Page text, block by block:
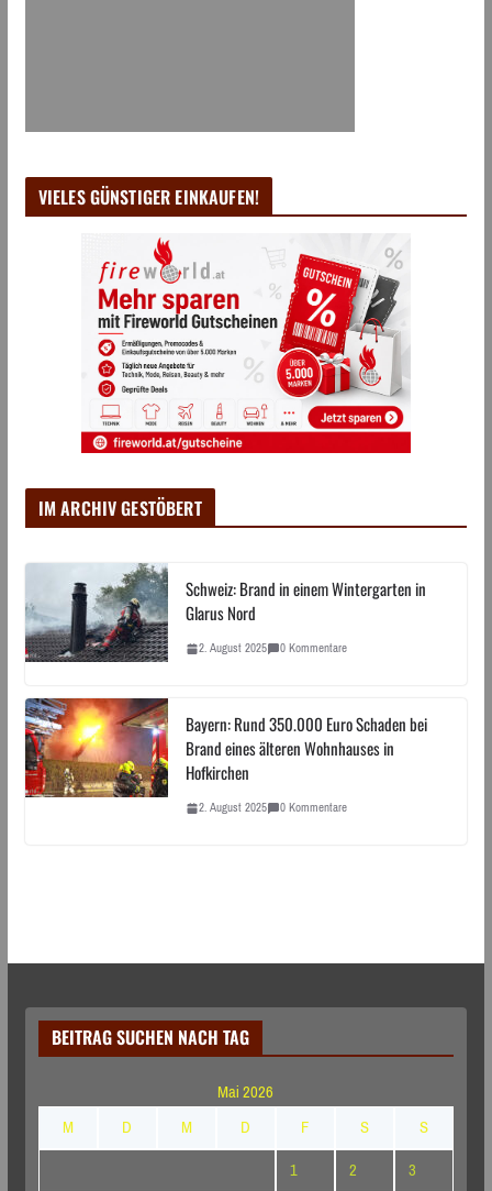
VIELES GÜNSTIGER EINKAUFEN!
IM ARCHIV GESTÖBERT
Schweiz: Brand in einem Wintergarten in
Glarus Nord
2. August 2025 0 Kommentare
Bayern: Rund 350.000 Euro Schaden bei
Brand eines älteren Wohnhauses in
Hofkirchen
2. August 2025 0 Kommentare
BEITRAG SUCHEN NACH TAG
Mai 2026
M
D M D F S
S
1
2
3